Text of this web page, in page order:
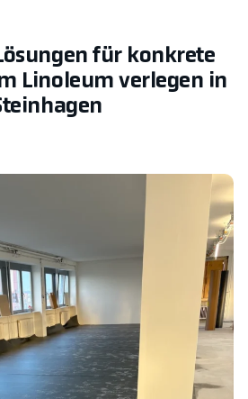
für konkrete
Linoleum verlegen in